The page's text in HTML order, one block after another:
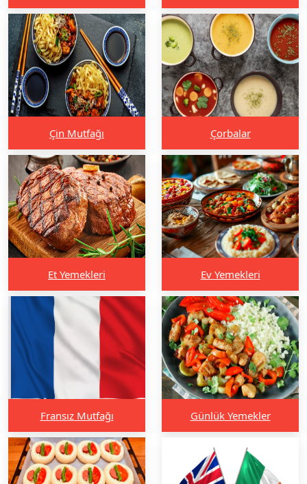
Çin Mutfağı Çorbalar
Et Yemekleri Ev Yemekleri
Fransız Mutfağı Günlük Yemekler